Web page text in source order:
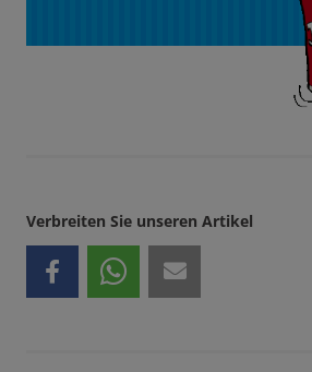
Verbreiten Sie unseren Artikel